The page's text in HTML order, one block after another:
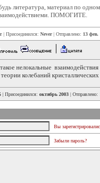
литература, материал по
ПОМОГИТЕ.
| Присоединился: Never| Отправлено: 13 фев.
нелокальные
колебаний
| Присоединился: октябрь 2003 | Отправлено:
Вы
Забыли пароль?